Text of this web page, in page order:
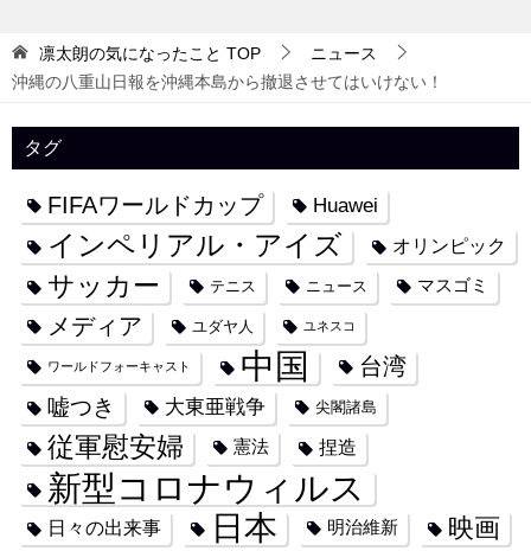
凛太朗の気になったこと TOP
ニュース
沖縄の八重山日報を沖縄本島から撤退させてはいけない！
タグ
FIFAワールドカップ Huawei
インペリアル・アイズ オリンピック
サッカー テニス ニュース マスゴミ
メディア ユダヤ人 ユネスコ
ワールドフォーキャスト 中国
台湾
嘘つき
大東亜戦争 尖閣諸島
従軍慰安婦 憲法 捏造
新型コロナウィルス
日々の出来事 日本 明治維新 映画